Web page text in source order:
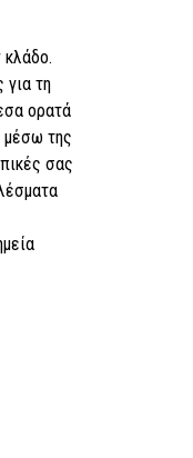
για τη
ορατά
μέσω της
σας